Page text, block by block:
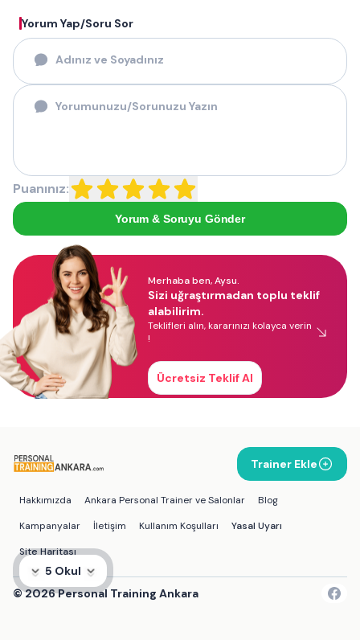
5 Okul
Yorum Yap/Soru Sor
Puanınız:
Yorum & Soruyu Gönder
Merhaba ben, Aysu.
Sizi uğraştırmadan toplu teklif
alabilirim.
Teklifleri alın, kararınızı kolayca verin
!
Ücretsiz Teklif Al
Trainer Ekle
Hakkımızda Ankara Personal Trainer ve Salonlar
Blog
Kampanyalar
İletişim Kullanım Koşulları
Yasal Uyarı
Site Haritası
©2026Personal Training Ankara